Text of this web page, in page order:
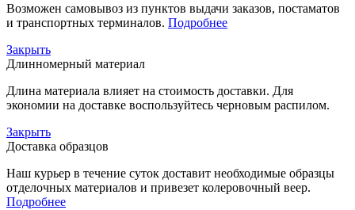
Возможен самовывоз из пунктов выдачи заказов, постаматов
и транспортных терминалов. Подробнее
Закрыть
Длинномерный материал
Длина материала влияет на стоимость доставки. Для
экономии на доставке воспользуйтесь черновым распилом.
Закрыть
Доставка образцов
Наш курьер в течение суток доставит необходимые образцы
отделочных материалов и привезет колеровочный веер.
Подробнее